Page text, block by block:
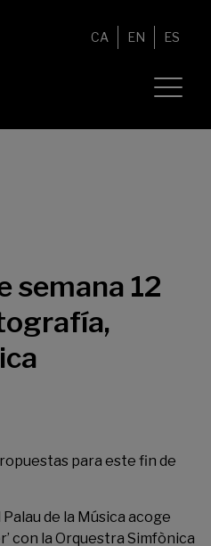
CA EN ES
semana 12
para este fin de
de la Música acoge
’ con la Orquestra Simfònica